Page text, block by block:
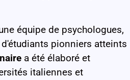
équipe de psychologues,
pionniers atteints
a été élaboré et
italiennes et